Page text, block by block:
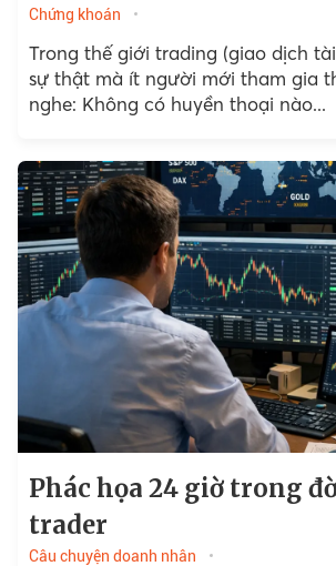
Chứng khoán
Trong thế giới trading (giao dịch
sự thật mà ít người mới tham gia
nghe: Không có huyền thoại nào...
Phác họa 24 giờ trong
trader
Câu chuyện doanh nhân